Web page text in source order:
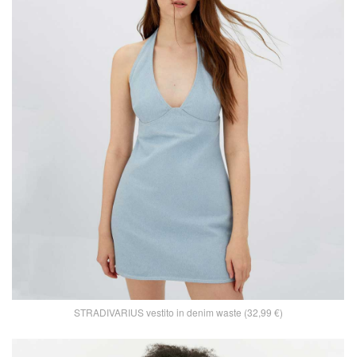
STRADIVARIUS vestito in denim waste (32,99 €)